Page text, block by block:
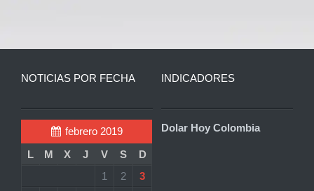
NOTICIAS POR FECHA
febrero 2019
L
M X J V S
D
1
2
3
INDICADORES
Dolar Hoy Colombia